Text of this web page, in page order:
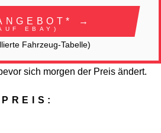
→
EBAY)
Fahrzeug-Tabelle)
sich morgen der Preis ändert.